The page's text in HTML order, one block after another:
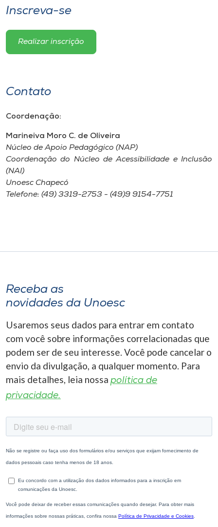
Inscreva-se
Realizar inscrição
Contato
Coordenação:
Marineiva Moro C. de Oliveira
Núcleo de Apoio Pedagógico (NAP)
Coordenação do Núcleo de Acessibilidade e Inclusão
(NAI)
Unoesc Chapecó
Telefone: (49) 3319-2753 - (49)9 9154-7751
Receba as
novidades da Unoesc
Usaremos seus dados para entrar em contato
com você sobre informações correlacionadas que
podem ser de seu interesse. Você pode cancelar o
envio da divulgação, a qualquer momento. Para
mais detalhes, leia nossa política de
privacidade.